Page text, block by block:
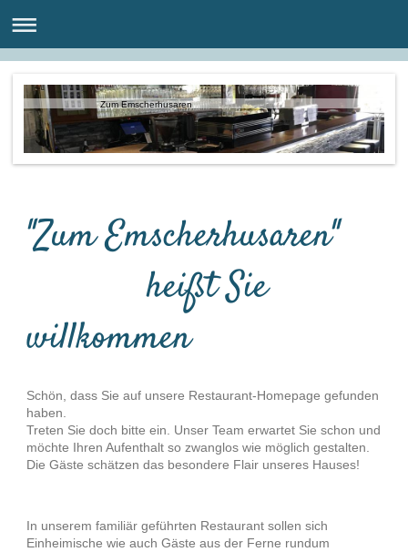
Zum Emscherhusaren
''Zum Emscherhusaren''
heißt Sie
willkommen
Schön, dass Sie auf unsere Restaurant-Homepage gefunden
haben.
Treten Sie doch bitte ein. Unser Team erwartet Sie schon und
möchte Ihren Aufenthalt so zwanglos wie möglich gestalten.
Die Gäste schätzen das besondere Flair unseres Hauses!
In unserem familiär geführten Restaurant sollen sich
Einheimische wie auch Gäste aus der Ferne rundum